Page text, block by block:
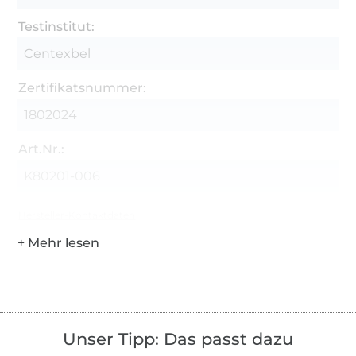
Testinstitut:
Centexbel
Zertifikatsnummer:
1802024
Art.Nr.:
Unser Tipp: Das passt dazu